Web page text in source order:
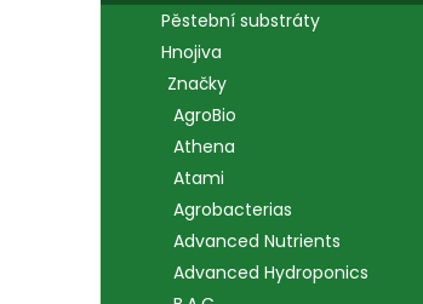
Pěstební substráty
Hnojiva
Značky
AgroBio
Athena
Atami
Agrobacterias
Advanced Nutrients
Advanced Hydroponics